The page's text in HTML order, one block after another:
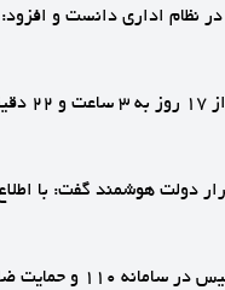
سامانه فواد ۱۲۸ را معادل
دولت هوشمند گفت: با